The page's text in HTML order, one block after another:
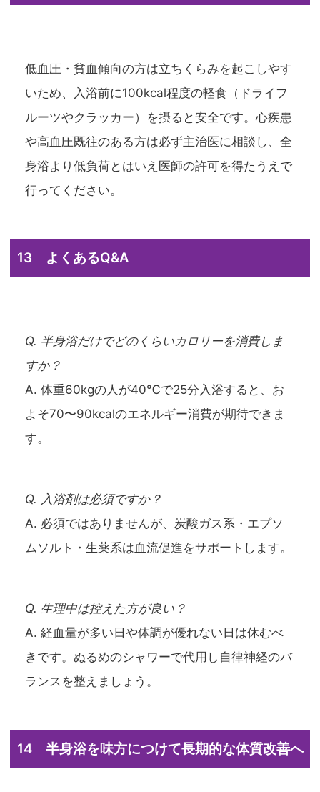
低血圧・貧血傾向の方は立ちくらみを起こしやす
いため、入浴前に100kcal程度の軽食（ドライフ
ルーツやクラッカー）を摂ると安全です。心疾患
や高血圧既往のある方は必ず主治医に相談し、全
身浴より低負荷とはいえ医師の許可を得たうえで
行ってください。
13 よくあるQ&A
Q. 半身浴だけでどのくらいカロリーを消費しま
すか？
A. 体重60kgの人が40℃で25分入浴すると、お
よそ70〜90kcalのエネルギー消費が期待できま
す。
Q. 入浴剤は必須ですか？
A. 必須ではありませんが、炭酸ガス系・エプソ
ムソルト・生薬系は血流促進をサポートします。
Q. 生理中は控えた方が良い？
A. 経血量が多い日や体調が優れない日は休むべ
きです。ぬるめのシャワーで代用し自律神経のバ
ランスを整えましょう。
14 半身浴を味方につけて長期的な体質改善へ